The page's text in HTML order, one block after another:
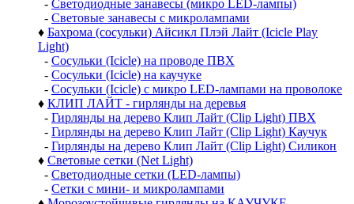
- Светодиодные занавесы (микро LED-лампы)
- Световые занавесы с микролампами
♦ Бахрома (сосульки) Айсикл Плэй Лайт (Icicle Play
Light)
- Сосульки (Icicle) на проводе ПВХ
- Сосульки (Icicle) на каучуке
- Сосульки (Icicle) с микро LED-лампами на проволоке
♦ КЛИП ЛАЙТ - гирлянды на деревья
- Гирлянды на дерево Клип Лайт (Clip Light) ПВХ
- Гирлянды на дерево Клип Лайт (Clip Light) Каучук
- Гирлянды на дерево Клип Лайт (Clip Light) Силикон
♦ Световые сетки (Net Light)
- Светодиодные сетки (LED-лампы)
- Сетки с мини- и микролампами